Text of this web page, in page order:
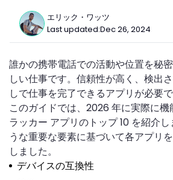
エリック・ワッツ
Last updated:Dec 26, 2024
誰かの携帯電話での活動や位置を秘
しい仕事です。信頼性が高く、検出
しで仕事を完了できるアプリが必要で
このガイドでは、2026 年に実際に機
ラッカー アプリのトップ 10 を紹介
うな重要な要素に基づいて各アプリ
しました。
デバイスの互換性